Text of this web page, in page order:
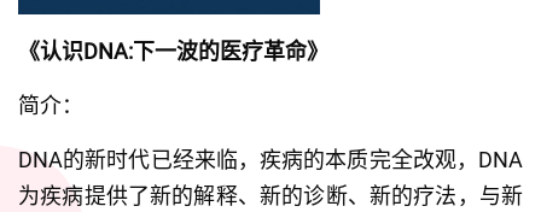
《认识DNA:下一波的医疗革命》
简介：
DNA的新时代已经来临，疾病的本质完全改观，DNA
为疾病提供了新的解释、新的诊断、新的疗法，与新